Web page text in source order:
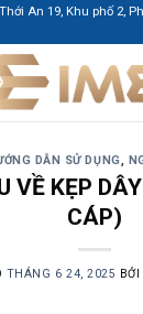
An 19, Khu phố 2,
DẪN SỬ DỤNG,
VỀ KẸP
CÁP)
THÁNG 6 24, 2025 BỞI